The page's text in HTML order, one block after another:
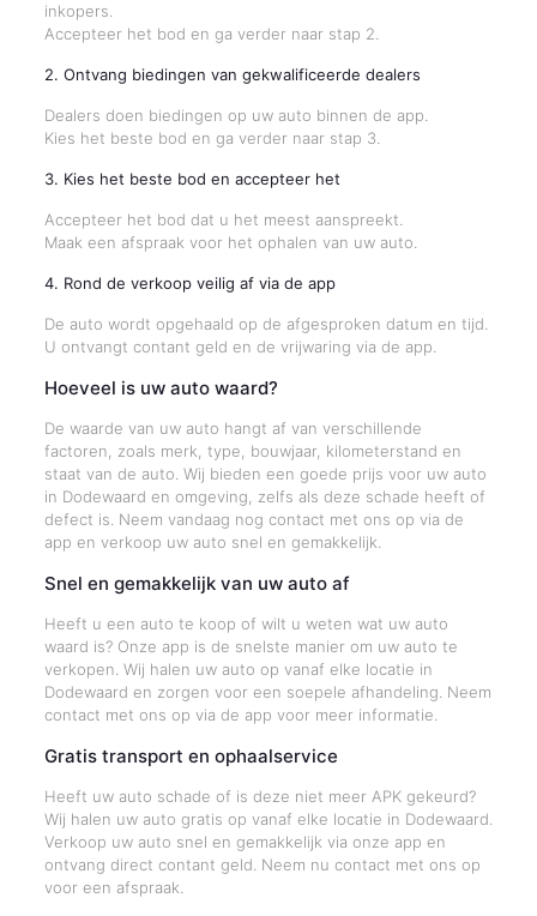
inkopers.
Accepteer het bod en ga verder naar stap 2.
2. Ontvang biedingen van gekwalificeerde dealers
Dealers doen biedingen op uw auto binnen de app.
Kies het beste bod en ga verder naar stap 3.
3. Kies het beste bod en accepteer het
Accepteer het bod dat u het meest aanspreekt.
Maak een afspraak voor het ophalen van uw auto.
4. Rond de verkoop veilig af via de app
De auto wordt opgehaald op de afgesproken datum en tijd.
U ontvangt contant geld en de vrijwaring via de app.
Hoeveel is uw auto waard?
De waarde van uw auto hangt af van verschillende
factoren, zoals merk, type, bouwjaar, kilometerstand en
staat van de auto. Wij bieden een goede prijs voor uw auto
in Dodewaard en omgeving, zelfs als deze schade heeft of
defect is. Neem vandaag nog contact met ons op via de
app en verkoop uw auto snel en gemakkelijk.
Snel en gemakkelijk van uw auto af
Heeft u een auto te koop of wilt u weten wat uw auto
waard is? Onze app is de snelste manier om uw auto te
verkopen. Wij halen uw auto op vanaf elke locatie in
Dodewaard en zorgen voor een soepele afhandeling. Neem
contact met ons op via de app voor meer informatie.
Gratis transport en ophaalservice
Heeft uw auto schade of is deze niet meer APK gekeurd?
Wij halen uw auto gratis op vanaf elke locatie in Dodewaard.
Verkoop uw auto snel en gemakkelijk via onze app en
ontvang direct contant geld. Neem nu contact met ons op
voor een afspraak.